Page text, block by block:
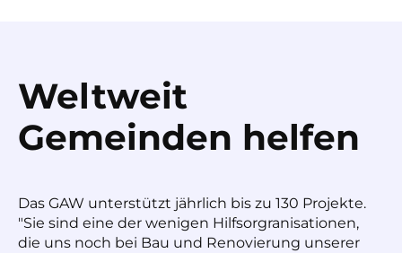
Weltweit
Gemeinden helfen
Das GAW unterstützt jährlich bis zu 130 Projekte.
"Sie sind eine der wenigen Hilfsorgranisationen,
die uns noch bei Bau und Renovierung unserer